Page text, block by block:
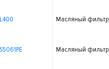
L400 Масляный фильтр
S5061PE Масляный фильтр